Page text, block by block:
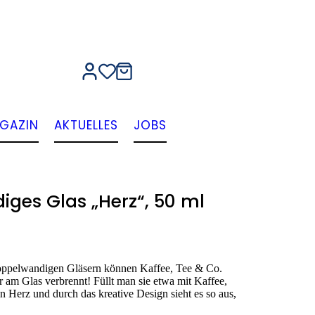
AKTUELLES JOBS
Glas „Herz“, 50 ml
Gläsern können Kaffee, Tee & Co.
am Glas verbrennt! Füllt man sie etwa mit Kaffee,
und durch das kreative Design sieht es so aus,